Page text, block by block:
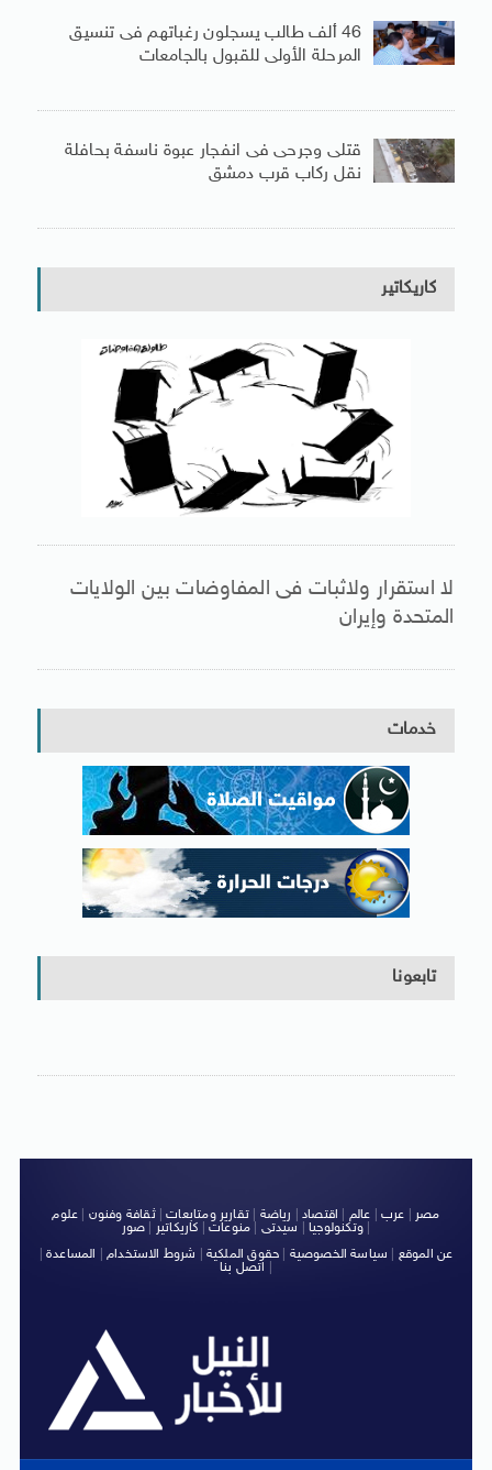
46 ألف طالب يسجلون رغباتهم فى تنسيق
المرحلة الأولى للقبول بالجامعات
قتلى وجرحى فى انفجار عبوة ناسفة بحافلة
نقل ركاب قرب دمشق
كاريكاتير
لا استقرار ولاثبات فى المفاوضات بين الولايات
المتحدة وإيران
خدمات
تابعونا
مصر عرب عالم اقتصاد رياضة |تقارير ومتابعات|ثقافة وفنون
علوم
وتكنولوجيا| سيدتى منوعات كاريكاتير صور
|
عن الموقع
سياسة الخصوصية حقوق الملكية شروط الاستخدام| المساعدة|
اتصل بنا